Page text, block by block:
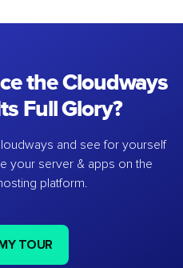
the Cloudways
Full Glory?
and see for yourself
your server & apps on the
platform.
TOUR